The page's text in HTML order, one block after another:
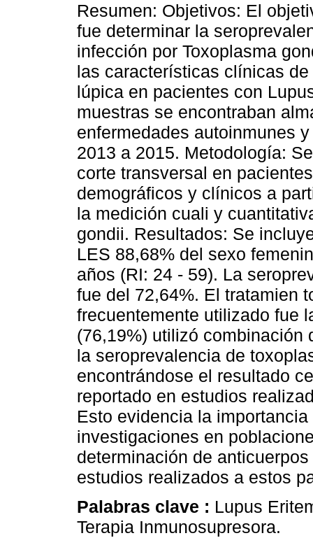
Resumen: Objetivos: El
fue determinar la
infección por Toxoplasma
las características clínicas
lúpica en pacientes con
muestras se encontraban
enfermedades autoinmunes
2013 a 2015. Metodología:
corte transversal en
demográficos y clínicos a
la medición cuali y
gondii. Resultados: Se
LES 88,68% del sexo
años (RI: 24 - 59). La
fue del 72,64%. El tratamien
frecuentemente utilizado fue
(76,19%) utilizó combinación
la seroprevalencia de
encontrándose el resultado
reportado en estudios
Esto evidencia la
investigaciones en
determinación de
estudios realizados a estos
Palabras clave : Lupus
Terapia Inmunosupresora.